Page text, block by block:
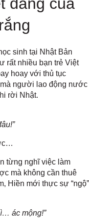
đắng của
sinh tại Nhật Bản
rất nhiều bạn trẻ Việt
hoay với thủ tục
người lao động nước
rời Nhật.
từng nghĩ việc làm
mà không cần thuê
Hiền mới thực sự “ngộ”
ác mộng!”